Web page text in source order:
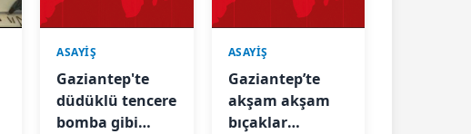
ASAYİŞ
Gaziantep'te
düdüklü tencere
bomba gibi
ASAYİŞ
Gaziantep’te
akşam akşam
bıçaklar